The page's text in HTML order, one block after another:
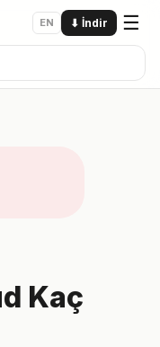
EN ⬇ İndir ☰
Kaç